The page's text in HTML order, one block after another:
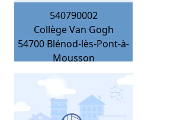
540790002
Collège Van Gogh
54700 Blénod-lès-Pont-à-
Mousson